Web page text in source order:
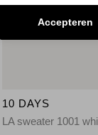
10 DAYS
LA sweater 1001
Accepteren